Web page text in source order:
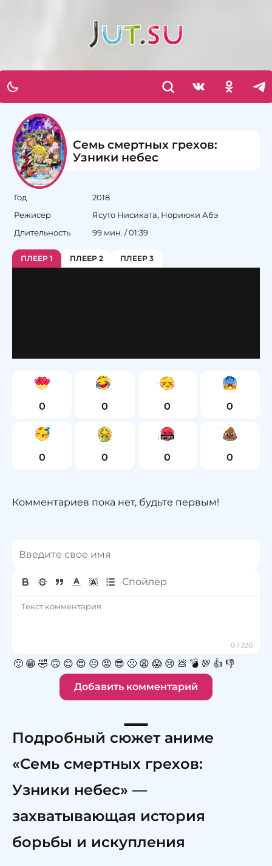
Семь смертных грехов:
Узники небес
Год
2018
Режисер
Ясуто Нисиката, Нориюки Абэ
Длительность
99 мин. / 01:39
ПЛЕЕР 1 ПЛЕЕР 2 ПЛЕЕР 3
0 0 0 0
0 0 0 0
🙂 😁 🤣 🙃 😊 😍 😐 😡 😎 🙁 😩 😱 😢 💩 💣 💯 👍 👎
Добавить комментарий
Комментариев пока нет, будьте первым!
Подробный сюжет аниме
«Семь смертных грехов:
Узники небес» —
захватывающая история
борьбы и искупления